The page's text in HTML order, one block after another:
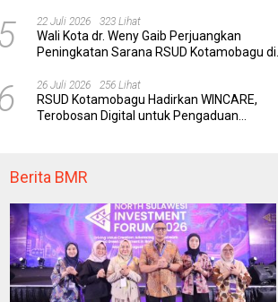
22 Juli 2026 323 Lihat
Wali Kota dr. Weny Gaib Perjuangkan
Peningkatan Sarana RSUD Kotamobagu di
yang Lebih Modern
26 Juli 2026 256 Lihat
RSUD Kotamobagu Hadirkan WINCARE,
Terobosan Digital untuk Pengaduan
Berita BMR